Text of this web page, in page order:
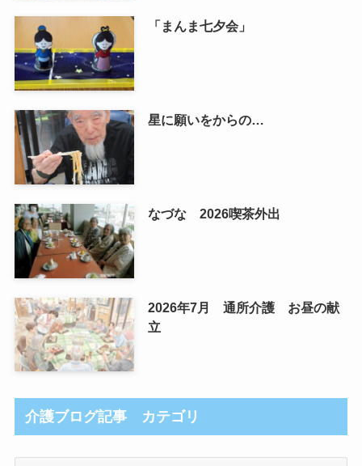
「まんま七夕会」
星に願いをからの…
なづな 2026喫茶外出
2026年7月 通所介護 お昼の献
立
介護ブログ記事 カテゴリ